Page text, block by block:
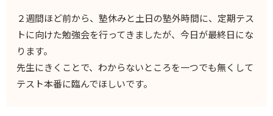
２週間ほど前から、塾休みと土日の塾外時間に、定期テス
トに向けた勉強会を行ってきましたが、今日が最終日にな
ります。
先生にきくことで、わからないところを一つでも無くして
テスト本番に臨んでほしいです。